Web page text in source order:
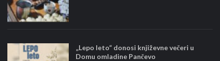
„Lepo leto“ donosi književne večeri u
Domu omladine Pančevo